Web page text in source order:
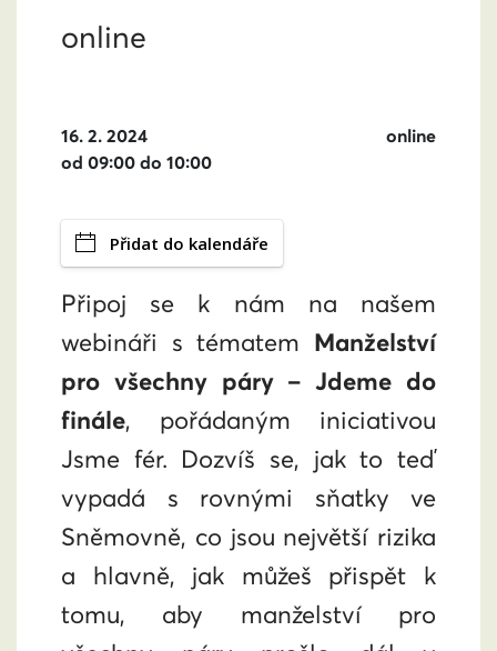
online
16. 2. 2024
od 09:00 do 10:00
online
Přidat do kalendáře
Připoj se k nám na našem
webináři s tématem Manželství
pro všechny páry – Jdeme do
finále, pořádaným iniciativou
Jsme fér. Dozvíš se, jak to teď
vypadá s rovnými sňatky ve
Sněmovně, co jsou největší rizika
a hlavně, jak můžeš přispět k
tomu, aby manželství pro